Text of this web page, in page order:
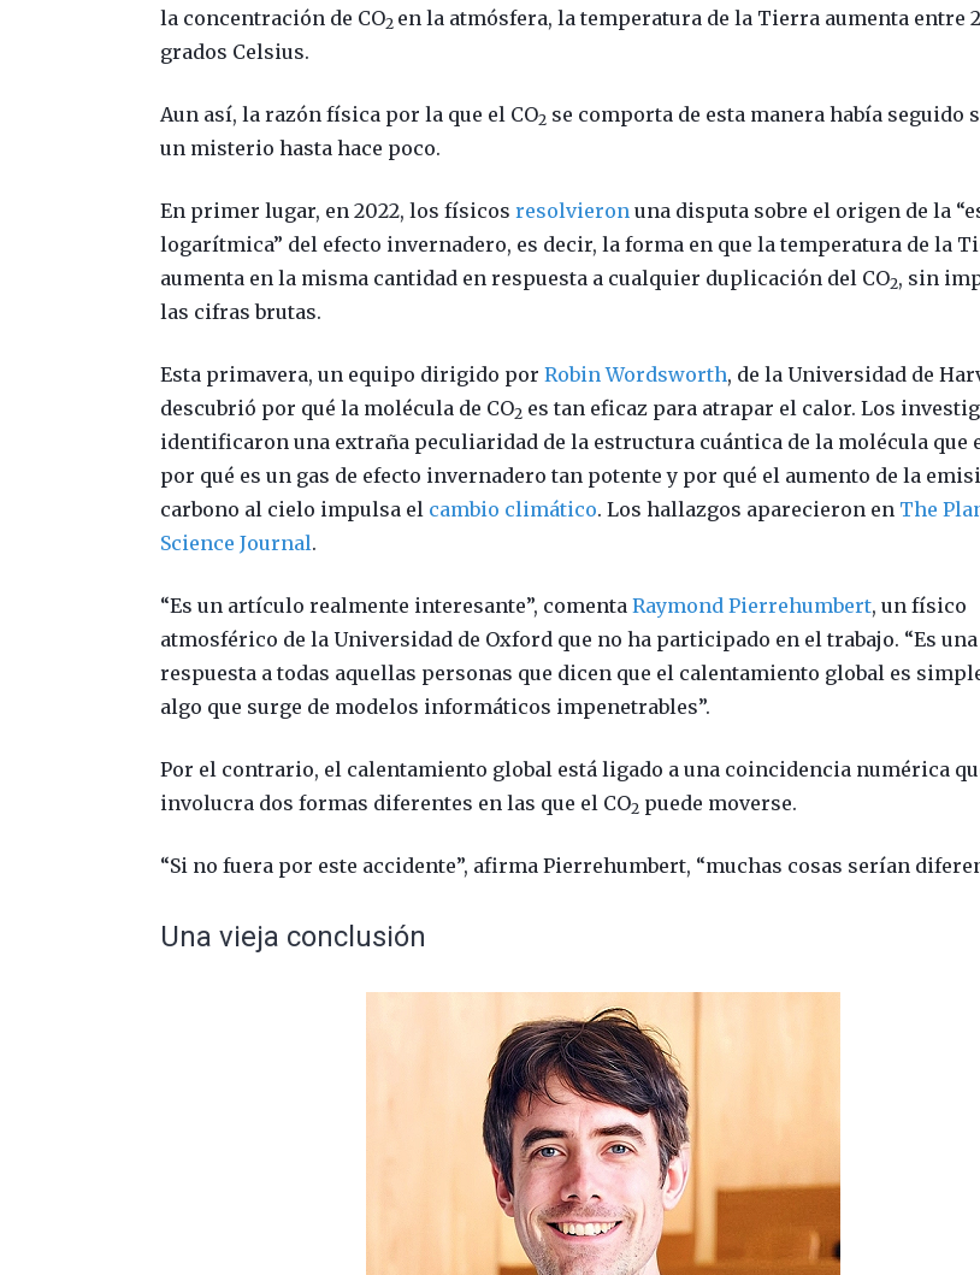
la concentración de CO2 en la atmósfera, la temperatura de la Tierra aumenta entre
grados Celsius.
Aun así, la razón física por la que el CO2 se comporta de esta manera había seguido
un misterio hasta hace poco.
En primer lugar, en 2022, los físicosresolvieron una disputa sobre el origen de la
logarítmica” del efecto invernadero, es decir, la forma en que la temperatura de la
aumenta en la misma cantidad en respuesta a cualquier duplicación del CO2, sin
las cifras brutas.
Esta primavera, un equipo dirigido porRobin Wordsworth, de la Universidad de
descubrió por qué la molécula de CO2 es tan eficaz para atrapar el calor. Los
identificaron una extraña peculiaridad de la estructura cuántica de la molécula que
por qué es un gas de efecto invernadero tan potente y por qué el aumento de la
carbono al cielo impulsa el cambio climático. Los hallazgos aparecieron en The
Science Journal.
“Es un artículo realmente interesante”, comentaRaymond Pierrehumbert, un físico
atmosférico de la Universidad de Oxford que no ha participado en el trabajo. “Es una
respuesta a todas aquellas personas que dicen que el calentamiento global es
algo que surge de modelos informáticos impenetrables”.
Por el contrario, el calentamiento global está ligado a una coincidencia numérica
involucra dos formas diferentes en las que el CO2 puede moverse.
“Si no fuera por este accidente”, afirma Pierrehumbert, “muchas cosas serían
Una vieja conclusión